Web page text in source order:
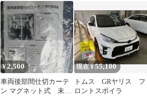
トスパッツ
¥2,500
車両後部間仕切カーテ
ン マグネット式 未開
現在 ¥55,100
トムス GRヤリス フ
ロントスポイラ